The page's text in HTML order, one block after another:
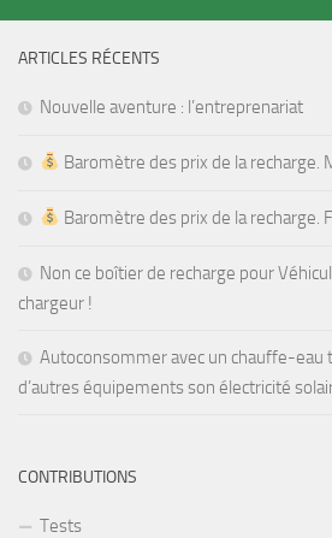
ARTICLES RÉCENTS
Nouvelle aventure : l’entreprenariat
Baromètre des prix de la recharge.
Baromètre des prix de la recharge.
Non ce boîtier de recharge pour
chargeur !
Autoconsommer avec un chauffe-
d’autres équipements son électricité
CONTRIBUTIONS
Tests